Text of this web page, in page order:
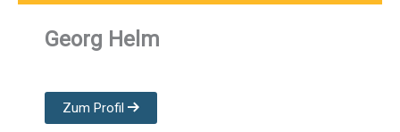
Georg Helm
Zum Profil